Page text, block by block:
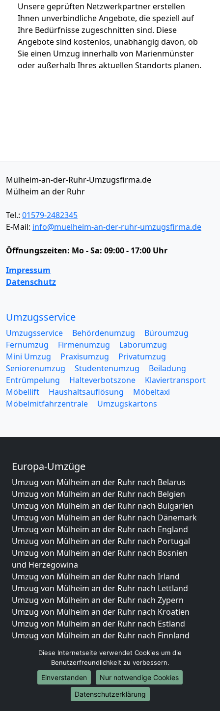
Unsere geprüften Netzwerkpartner erstellen
Ihnen unverbindliche Angebote, die speziell auf
Ihre Bedürfnisse zugeschnitten sind. Diese
Angebote sind kostenlos, unabhängig davon, ob
Sie einen Umzug innerhalb von Marienmünster
oder außerhalb Ihres aktuellen Standorts planen.
Mülheim-an-der-Ruhr-Umzugsfirma.de
Mülheim an der Ruhr
Tel.: 01579-2482345
E-Mail: info@muelheim-an-der-ruhr-umzugsfirma.de
Öffnungszeiten: Mo - Sa: 09:00 - 17:00 Uhr
Impressum
Datenschutz
Umzugsservice
Umzugsservice Behördenumzug
Büroumzug
Fernumzug
Firmenumzug
Laborumzug
Mini Umzug
Praxisumzug
Privatumzug
Seniorenumzug
Studentenumzug
Beiladung
Entrümpelung
Halteverbotszone
Klaviertransport
Möbellift
Haushaltsauflösung
Möbeltaxi
Möbelmitfahrzentrale
Umzugskartons
Europa-Umzüge
Umzug von Mülheim an der Ruhr nach Belarus
Umzug von Mülheim an der Ruhr nach Belgien
Umzug von Mülheim an der Ruhr nach Bulgarien
Umzug von Mülheim an der Ruhr nach Dänemark
Umzug von Mülheim an der Ruhr nach England
Umzug von Mülheim an der Ruhr nach Portugal
Umzug von Mülheim an der Ruhr nach Bosnien
und Herzegowina
Umzug von Mülheim an der Ruhr nach Irland
Umzug von Mülheim an der Ruhr nach Lettland
Umzug von Mülheim an der Ruhr nach Zypern
Umzug von Mülheim an der Ruhr nach Kroatien
Umzug von Mülheim an der Ruhr nach Estland
Umzug von Mülheim an der Ruhr nach Finnland
Umzug von Mülheim an der Ruhr nach Griechenland
Umzug von Mülheim an der Ruhr nach Italien
Umzug von Mülheim an der Ruhr nach Liechtenstein
Umzug von Mülheim an der Ruhr nach Luxemburg
Diese Internetseite verwendet Cookies um die
Benutzerfreundlichkeit zu verbessern.
Einverstanden
Nur notwendige Cookies
Datenschutzerklärung